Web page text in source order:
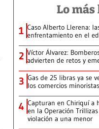
Lo
1 Caso Alberto Llerena:
enfrentamiento en el
2 Víctor Álvarez:
advierten de retos y
3 Gas de 25 libras ya se
los comercios
4 Capturan en Chiriquí a
en la Operación
violación a una menor